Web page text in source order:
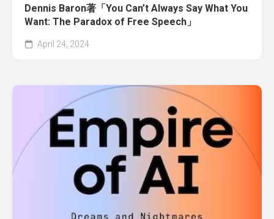
Dennis Baron著「You Can’t Always Say What You
Want: The Paradox of Free Speech」
April 24, 2024